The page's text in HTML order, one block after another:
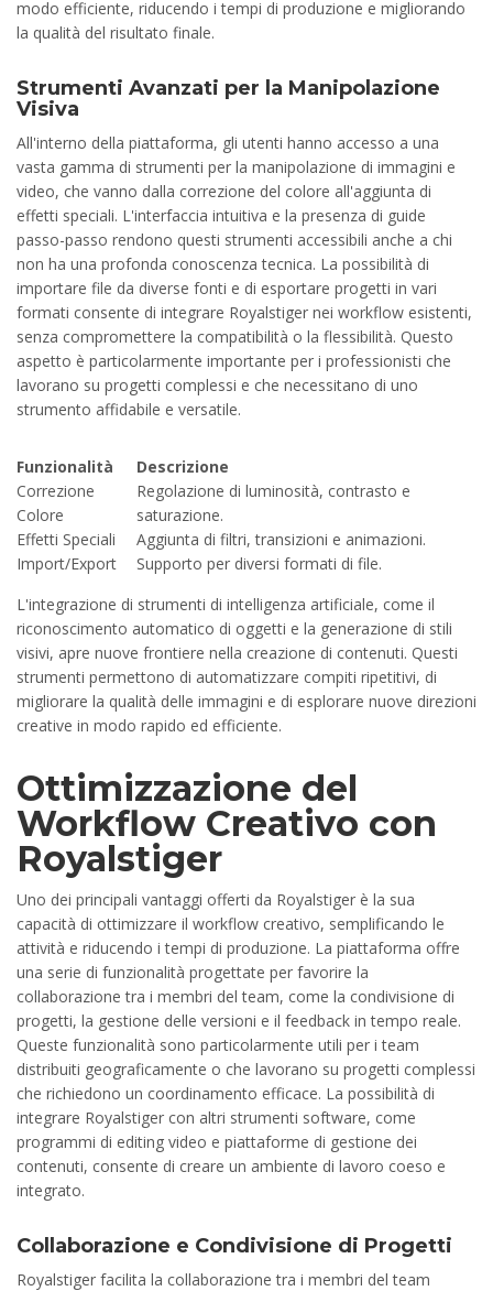
modo efficiente, riducendo i tempi di produzione e migliorando
la qualità del risultato finale.
Strumenti Avanzati per la Manipolazione
Visiva
All'interno della piattaforma, gli utenti hanno accesso a una
vasta gamma di strumenti per la manipolazione di immagini e
video, che vanno dalla correzione del colore all'aggiunta di
effetti speciali. L'interfaccia intuitiva e la presenza di guide
passo-passo rendono questi strumenti accessibili anche a chi
non ha una profonda conoscenza tecnica. La possibilità di
importare file da diverse fonti e di esportare progetti in vari
formati consente di integrare Royalstiger nei workflow esistenti,
senza compromettere la compatibilità o la flessibilità. Questo
aspetto è particolarmente importante per i professionisti che
lavorano su progetti complessi e che necessitano di uno
strumento affidabile e versatile.
Funzionalità
Descrizione
Correzione
Colore
Regolazione di luminosità, contrasto e
saturazione.
Effetti Speciali
Aggiunta di filtri, transizioni e animazioni.
Import/Export
Supporto per diversi formati di file.
L'integrazione di strumenti di intelligenza artificiale, come il
riconoscimento automatico di oggetti e la generazione di stili
visivi, apre nuove frontiere nella creazione di contenuti. Questi
strumenti permettono di automatizzare compiti ripetitivi, di
migliorare la qualità delle immagini e di esplorare nuove direzioni
creative in modo rapido ed efficiente.
Ottimizzazione del
Workflow Creativo con
Royalstiger
Uno dei principali vantaggi offerti da Royalstiger è la sua
capacità di ottimizzare il workflow creativo, semplificando le
attività e riducendo i tempi di produzione. La piattaforma offre
una serie di funzionalità progettate per favorire la
collaborazione tra i membri del team, come la condivisione di
progetti, la gestione delle versioni e il feedback in tempo reale.
Queste funzionalità sono particolarmente utili per i team
distribuiti geograficamente o che lavorano su progetti complessi
che richiedono un coordinamento efficace. La possibilità di
integrare Royalstiger con altri strumenti software, come
programmi di editing video e piattaforme di gestione dei
contenuti, consente di creare un ambiente di lavoro coeso e
integrato.
Collaborazione e Condivisione di Progetti
Royalstiger facilita la collaborazione tra i membri del team